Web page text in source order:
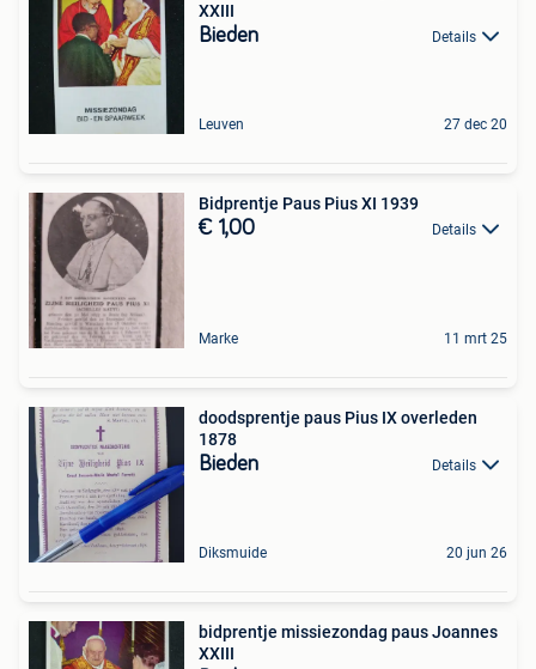
XXIII
Bieden Details
Leuven 27 dec 20
Bidprentje Paus Pius XI 1939
€ 1,00 Details
Marke 11 mrt 25
doodsprentje paus Pius IX overleden
1878
Bieden Details
Diksmuide 20 jun 26
bidprentje missiezondag paus Joannes
XXIII